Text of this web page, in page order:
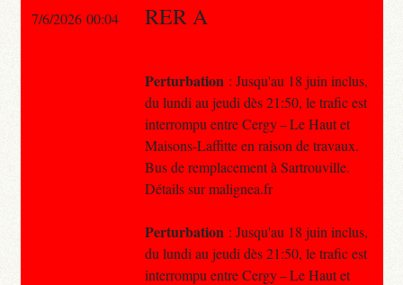
7/6/2026 00:04 RER A
Perturbation : Jusqu'au 18 juin inclus,
du lundi au jeudi dès 21:50, le trafic est
interrompu entre Cergy – Le Haut et
Maisons-Laffitte en raison de travaux.
Bus de remplacement à Sartrouville.
Détails sur malignea.fr
Perturbation : Jusqu'au 18 juin inclus,
du lundi au jeudi dès 21:50, le trafic est
interrompu entre Cergy – Le Haut et